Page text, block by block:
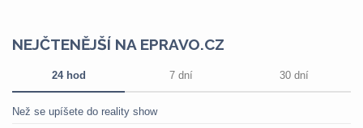
NEJČTENĚJŠÍ NA EPRAVO.CZ
24 hod 7 dní 30 dní
Než se upíšete do reality show